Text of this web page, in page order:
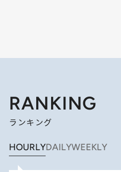
RANKING
ランキング
HOURLYDAILYWEEKLY